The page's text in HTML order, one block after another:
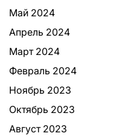
Май 2024
Апрель 2024
Март 2024
Февраль 2024
Ноябрь 2023
Октябрь 2023
Август 2023